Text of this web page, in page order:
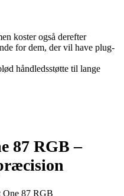
koster også derefter
for dem, der vil have plug-
håndledsstøtte til lange
87 RGB –